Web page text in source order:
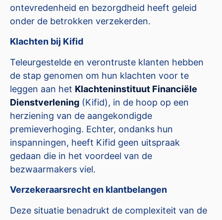
ontevredenheid en bezorgdheid heeft geleid
onder de betrokken verzekerden.
Klachten bij Kifid
Teleurgestelde en verontruste klanten hebben
de stap genomen om hun klachten voor te
leggen aan het Klachteninstituut Financiële
Dienstverlening (Kifid), in de hoop op een
herziening van de aangekondigde
premieverhoging. Echter, ondanks hun
inspanningen, heeft Kifid geen uitspraak
gedaan die in het voordeel van de
bezwaarmakers viel.
Verzekeraarsrecht en klantbelangen
Deze situatie benadrukt de complexiteit van de